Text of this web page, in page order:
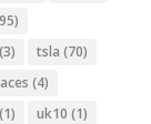
(3) tsla (70)
(4)
(1) uk10 (1)